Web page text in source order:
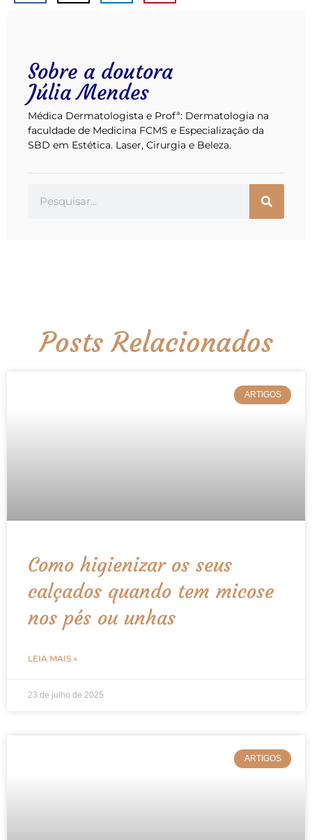
Sobre a doutora
Júlia Mendes
Médica Dermatologista e Profª: Dermatologia na
faculdade de Medicina FCMS e Especialização da
SBD em Estética. Laser, Cirurgia e Beleza.
Posts Relacionados
ARTIGOS
Como higienizar os seus
calçados quando tem micose
nos pés ou unhas
LEIA MAIS »
23 de julho de 2025
ARTIGOS